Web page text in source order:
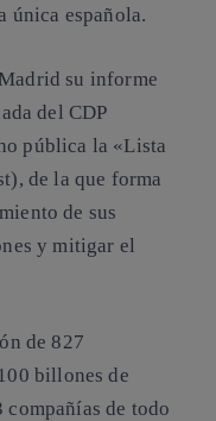
única española.
su informe
del CDP
pública la «Lista
de la que forma
de sus
y mitigar el
de 827
billones de
compañías de todo